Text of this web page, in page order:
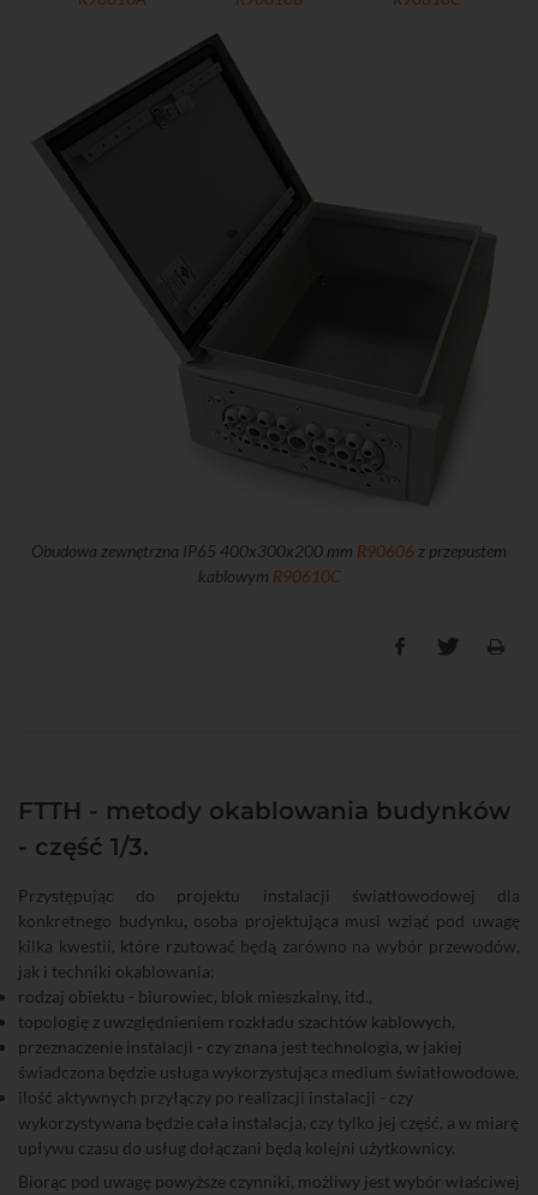
Obudowa zewnętrzna IP65 400x300x200 mm R90606 z przepustem
kablowym R90610C
FTTH - metody okablowania budynków
- część 1/3.
Przystępując do projektu instalacji światłowodowej dla
konkretnego budynku, osoba projektująca musi wziąć pod uwagę
kilka kwestii, które rzutować będą zarówno na wybór przewodów,
jak i techniki okablowania:
rodzaj obiektu - biurowiec, blok mieszkalny, itd.,
topologię z uwzględnieniem rozkładu szachtów kablowych,
przeznaczenie instalacji - czy znana jest technologia, w jakiej
świadczona będzie usługa wykorzystująca medium światłowodowe,
ilość aktywnych przyłączy po realizacji instalacji - czy
wykorzystywana będzie cała instalacja, czy tylko jej część, a w miarę
upływu czasu do usług dołączani będą kolejni użytkownicy.
Biorąc pod uwagę powyższe czynniki, możliwy jest wybór właściwej